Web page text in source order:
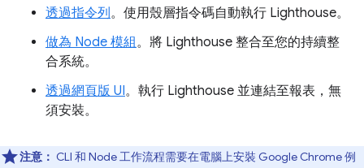
透過指令列。使用殼層指令碼自動執行 Lighthouse。
做為 Node 模組。將 Lighthouse 整合至您的持續整
合系統。
透過網頁版 UI。執行 Lighthouse 並連結至報表，無
須安裝。
注意： CLI 和 Node 工作流程需要在電腦上安裝 Google Chrome 例